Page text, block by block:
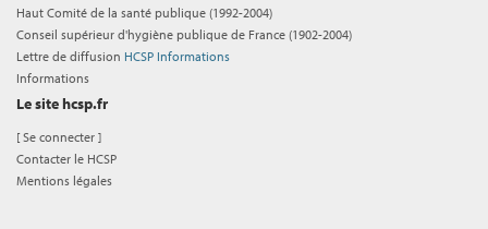
Haut Comité de la santé publique (1992-2004)
Conseil supérieur d'hygiène publique de France (1902-2004)
Lettre de diffusion HCSP Informations
Informations
Le site hcsp.fr
[Se connecter ]
Contacter le HCSP
Mentions légales